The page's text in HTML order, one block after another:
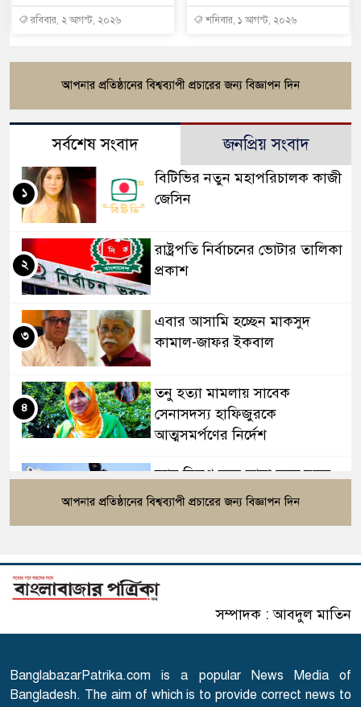
রবিবার, ২ আগস্ট, ২০২৬ শনিবার, ১ আগস্ট, ২০২৬
সর্বশেষ সংবাদ জনপ্রিয় সংবাদ
বিটিভির নতুন মহাপরিচালক কাজী
জেসিন
১
রাষ্ট্রপতি নির্বাচনের ভোটার তালিকা
প্রকাশ
২
এবার আসামি হচ্ছেন মাকসুদ
কামাল-জাফর ইকবাল
৩
তনু হত্যা মামলায় সাবেক
সেনাসদস্য হাফিজুরকে
আত্মসমর্পণের নির্দেশ
৪
র‍্যাব বিলুপ্ত করে আনা হচ্ছে নতুন
বাহিনী, খসড়া আইন প্রকাশ
সৌদির নতুন নিয়ম
৬
এসএসসি পরীক্ষার ফল প্রকাশের
তারিখ ঘোষণা
৭
সারাদেশে হামের উপসর্গ নিয়ে
৮
সম্পাদক : আবদুল মাতিন
BanglabazarPatrika.com is a popular News Media of
Bangladesh. The aim of which is to provide correct news to